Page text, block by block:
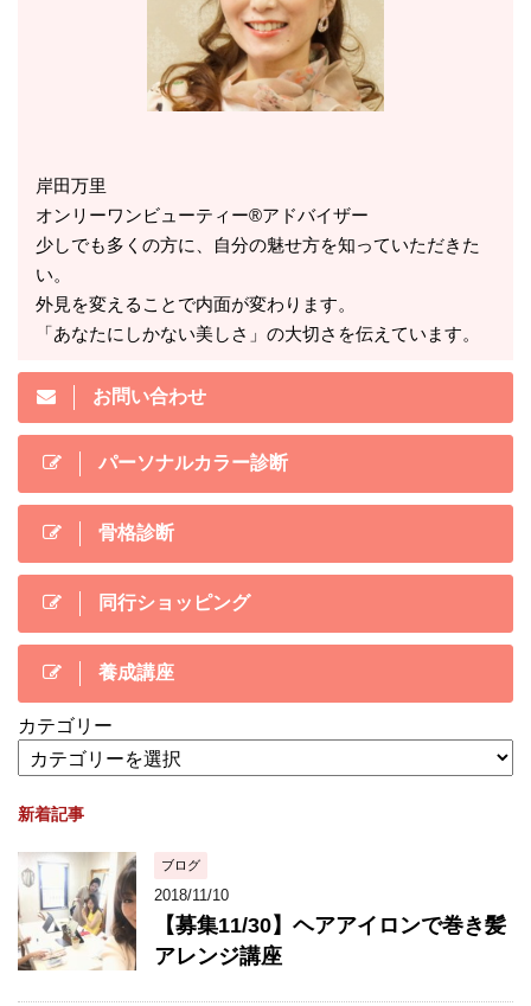
岸田万里
オンリーワンビューティー®アドバイザー
少しでも多くの方に、自分の魅せ方を知っていただきた
い。
外見を変えることで内面が変わります。
「あなたにしかない美しさ」の大切さを伝えています。
お問い合わせ
パーソナルカラー診断
骨格診断
同行ショッピング
養成講座
カテゴリー
新着記事
ブログ
2018/11/10
【募集11/30】ヘアアイロンで巻き髪
アレンジ講座